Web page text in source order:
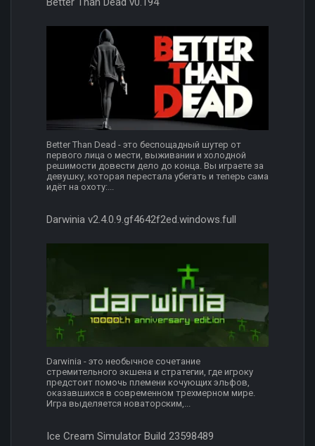
Better Than Dead - это беспощадный шутер от
первого лица о мести, выживании и холодной
решимости довести дело до конца. Вы играете за
девушку, которая перестала убегать и теперь сама
идёт на охоту:...
Darwinia v2.4.0.9.gf4642f2ed.windows.full
Darwinia - это необычное сочетание
стремительного экшена и стратегии, где игроку
предстоит помочь племени кочующих эльфов,
оказавшихся в современном трехмерном мире.
Игра выделяется новаторским,...
Ice Cream Simulator Build 23598489